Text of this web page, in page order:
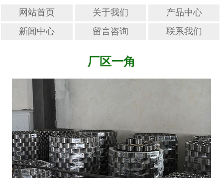
网站首页 关于我们
产品中心
新闻中心
留言咨询 联系我们
厂区一角